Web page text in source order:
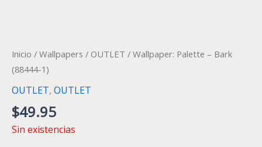
Inicio / Wallpapers / OUTLET / Wallpaper: Palette – Bark
(88444-1)
OUTLET, OUTLET
$49.95
Sin existencias